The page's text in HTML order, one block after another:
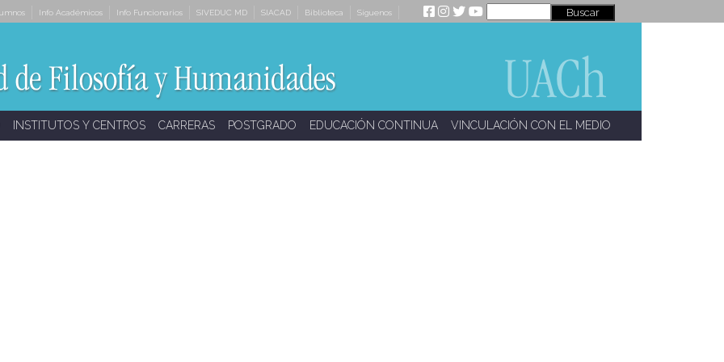
Info Académicos Info Funcionarios SIVEDUC MD SIACAD Biblioteca Síguenos
INSTITUTOS Y CENTROS CARRERAS POSTGRADO EDUCACIÓN CONTINUA VINCULACIÓN CON EL MEDIO